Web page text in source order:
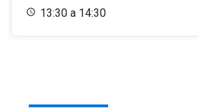
13:30 a 14:30